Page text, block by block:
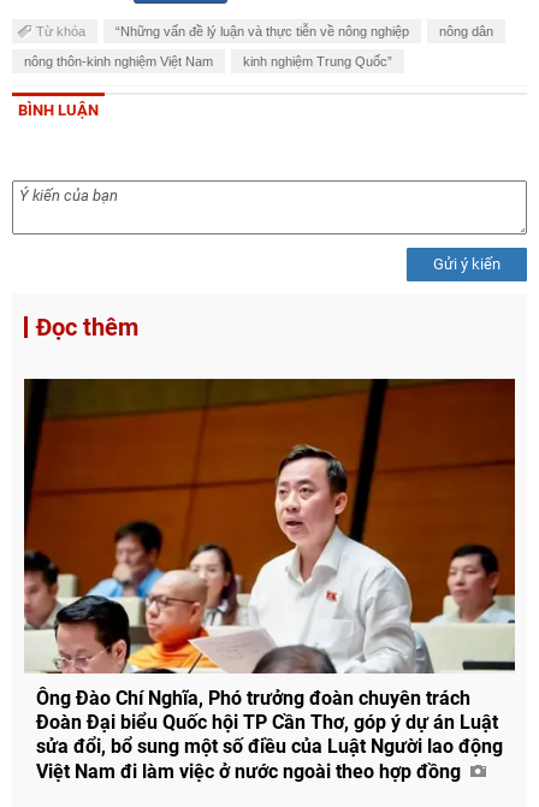
Từ khóa “Những vấn đề lý luận và thực tiễn về nông nghiệp nông dân
nông thôn-kinh nghiệm Việt Nam kinh nghiệm Trung Quốc”
BÌNH LUẬN
Gửi ý kiến
Đọc thêm
Ông Đào Chí Nghĩa, Phó trưởng đoàn chuyên trách
Đoàn Đại biểu Quốc hội TP Cần Thơ, góp ý dự án Luật
sửa đổi, bổ sung một số điều của Luật Người lao động
Việt Nam đi làm việc ở nước ngoài theo hợp đồng